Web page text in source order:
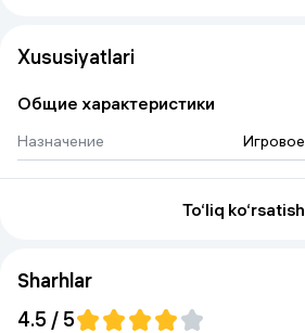
Xususiyatlari
Общие характеристики
Назначение Игровое
To‘liq ko‘rsatish
Sharhlar
4.5 / 5